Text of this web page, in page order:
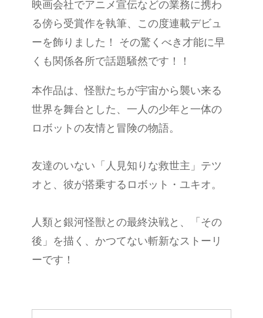
映画会社でアニメ宣伝などの業務に携わ
る傍ら受賞作を執筆、この度連載デビュ
ーを飾りました！ その驚くべき才能に早
くも関係各所で話題騒然です！！
本作品は、怪獣たちが宇宙から襲い来る
世界を舞台とした、一人の少年と一体の
ロボットの友情と冒険の物語。
友達のいない「人見知りな救世主」テツ
オと、彼が搭乗するロボット・ユキオ。
人類と銀河怪獣との最終決戦と、「その
後」を描く、かつてない斬新なストーリ
ーです！